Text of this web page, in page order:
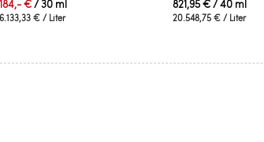
184,- €/ 30 ml
6.133,33 € / Liter
821,95 €/ 40 ml
20.548,75 €/ Liter